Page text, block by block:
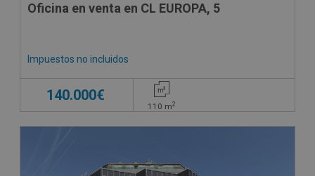
Oficina en venta en CL EUROPA, 5
Impuestos no incluidos
140.000€
110 m2